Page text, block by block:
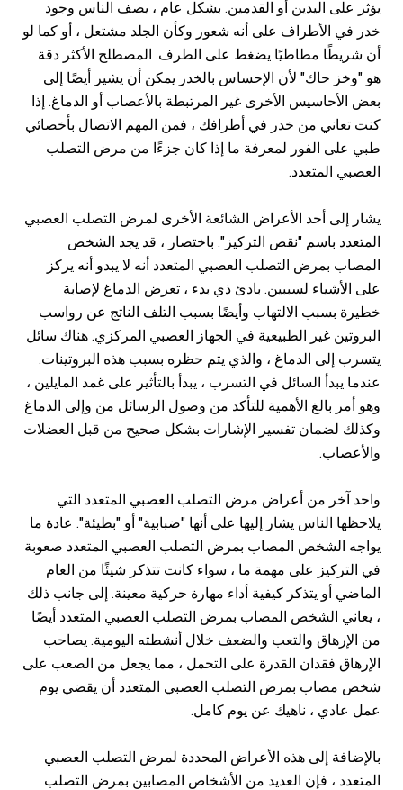
يؤثر على اليدين أو القدمين. بشكل عام ، يصف الناس وجود
خدر في الأطراف على أنه شعور وكأن الجلد مشتعل ، أو كما لو
أن شريطًا مطاطيًا يضغط على الطرف. المصطلح الأكثر دقة
هو "وخز حاك" لأن الإحساس بالخدر يمكن أن يشير أيضًا إلى
بعض الأحاسيس الأخرى غير المرتبطة بالأعصاب أو الدماغ. إذا
كنت تعاني من خدر في أطرافك ، فمن المهم الاتصال بأخصائي
طبي على الفور لمعرفة ما إذا كان جزءًا من مرض التصلب
العصبي المتعدد.
يشار إلى أحد الأعراض الشائعة الأخرى لمرض التصلب العصبي
المتعدد باسم "نقص التركيز". باختصار ، قد يجد الشخص
المصاب بمرض التصلب العصبي المتعدد أنه لا يبدو أنه يركز
على الأشياء لسببين. بادئ ذي بدء ، تعرض الدماغ لإصابة
خطيرة بسبب الالتهاب وأيضًا بسبب التلف الناتج عن رواسب
البروتين غير الطبيعية في الجهاز العصبي المركزي. هناك سائل
يتسرب إلى الدماغ ، والذي يتم حظره بسبب هذه البروتينات.
عندما يبدأ السائل في التسرب ، يبدأ بالتأثير على غمد المايلين ،
وهو أمر بالغ الأهمية للتأكد من وصول الرسائل من وإلى الدماغ
وكذلك لضمان تفسير الإشارات بشكل صحيح من قبل العضلات
والأعصاب.
واحد آخر من أعراض مرض التصلب العصبي المتعدد التي
يلاحظها الناس يشار إليها على أنها "ضبابية" أو "بطيئة". عادة ما
يواجه الشخص المصاب بمرض التصلب العصبي المتعدد صعوبة
في التركيز على مهمة ما ، سواء كانت تتذكر شيئًا من العام
الماضي أو يتذكر كيفية أداء مهارة حركية معينة. إلى جانب ذلك
، يعاني الشخص المصاب بمرض التصلب العصبي المتعدد أيضًا
من الإرهاق والتعب والضعف خلال أنشطته اليومية. يصاحب
الإرهاق فقدان القدرة على التحمل ، مما يجعل من الصعب على
شخص مصاب بمرض التصلب العصبي المتعدد أن يقضي يوم
عمل عادي ، ناهيك عن يوم كامل.
بالإضافة إلى هذه الأعراض المحددة لمرض التصلب العصبي
المتعدد ، فإن العديد من الأشخاص المصابين بمرض التصلب